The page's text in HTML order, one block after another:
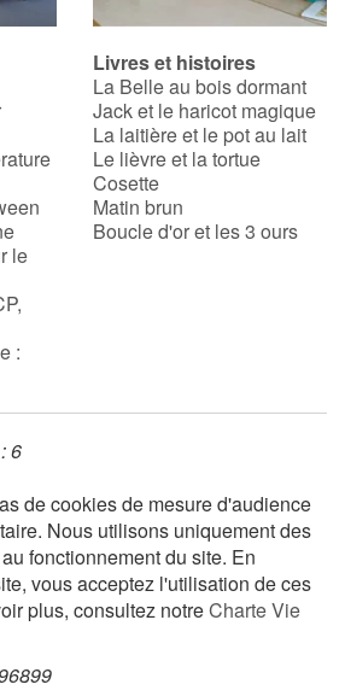
le
:
Livres et histoires
La Belle au bois dormant
Jack et le haricot magique
La laitière et le pot au lait
Le lièvre et la tortue
Cosette
Matin brun
Boucle d'or et les 3 ours
6
de cookies de mesure d'audience
Nous utilisons uniquement des
fonctionnement du site. En
vous acceptez l'utilisation de ces
plus, consultez notreCharte Vie